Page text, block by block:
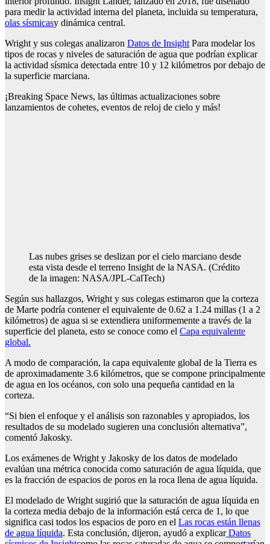
para medir la actividad interna del planeta, incluida su temperatura,
olas sísmicasy dinámica central.
Wright y sus colegas analizaron Datos de Insight Para modelar los
tipos de rocas y niveles de saturación de agua que podrían explicar
la actividad sísmica detectada entre 10 y 12 kilómetros por debajo de
la superficie marciana.
¡Breaking Space News, las últimas actualizaciones sobre
lanzamientos de cohetes, eventos de reloj de cielo y más!
Las nubes grises se deslizan por el cielo marciano desde
esta vista desde el terreno Insight de la NASA. (Crédito
de la imagen: NASA/JPL-CalTech)
Según sus hallazgos, Wright y sus colegas estimaron que la corteza
de Marte podría contener el equivalente de 0.62 a 1.24 millas (1 a 2
kilómetros) de agua si se extendiera uniformemente a través de la
superficie del planeta, esto se conoce como el Capa equivalente
global.
A modo de comparación, la capa equivalente global de la Tierra es
de aproximadamente 3.6 kilómetros, que se compone principalmente
de agua en los océanos, con solo una pequeña cantidad en la
corteza.
“Si bien el enfoque y el análisis son razonables y apropiados, los
resultados de su modelado sugieren una conclusión alternativa”,
comentó Jakosky.
Los exámenes de Wright y Jakosky de los datos de modelado
evalúan una métrica conocida como saturación de agua líquida, que
es la fracción de espacios de poros en la roca llena de agua líquida.
El modelado de Wright sugirió que la saturación de agua líquida en
la corteza media debajo de la información está cerca de 1, lo que
significa casi todos los espacios de poro en el Las rocas están llenas
de agua líquida. Esta conclusión, dijeron, ayudó a explicarDatos